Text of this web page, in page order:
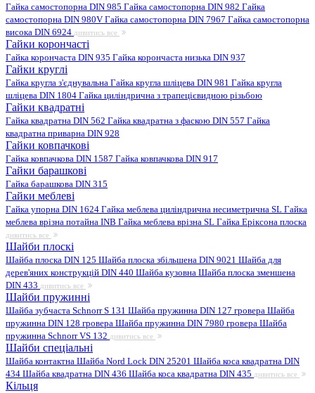
Гайка самостопорна DIN 985 Гайка самостопорна DIN 982 Гайка
самостопорна DIN 980V Гайка самостопорна DIN 7967 Гайка самостопорна
висока DIN 6924 дивитись все
Гайки корончасті
Гайка корончаста DIN 935 Гайка корончаста низька DIN 937
Гайки круглі
Гайка кругла з'єднувальна Гайка кругла шліцева DIN 981 Гайка кругла
шліцева DIN 1804 Гайка циліндрична з трапецієвидною різьбою
Гайки квадратні
Гайка квадратна DIN 562 Гайка квадратна з фаскою DIN 557 Гайка
квадратна приварна DIN 928
Гайки ковпачкові
Гайка ковпачкова DIN 1587 Гайка ковпачкова DIN 917
Гайки барашкові
Гайка барашкова DIN 315
Гайки меблеві
Гайка упорна DIN 1624 Гайка меблева циліндрична несиметрична SL Гайка
меблева врізна потайна INB Гайка меблева врізна SL Гайка Еріксона плоска
дивитись все
Шайби плоскі
Шайба плоска DIN 125 Шайба плоска збільшена DIN 9021 Шайба для
дерев'яних конструкцій DIN 440 Шайба кузовна Шайба плоска зменшена
DIN 433 дивитись все
Шайби пружинні
Шайба зубчаста Schnorr S 131 Шайба пружинна DIN 127 гровера Шайба
пружинна DIN 128 гровера Шайба пружинна DIN 7980 гровера Шайба
пружинна Schnorr VS 132 дивитись все
Шайби спеціальні
Шайба контактна Шайба Nord Lock DIN 25201 Шайба коса квадратна DIN
434 Шайба квадратна DIN 436 Шайба коса квадратна DIN 435 дивитись все
Кільця